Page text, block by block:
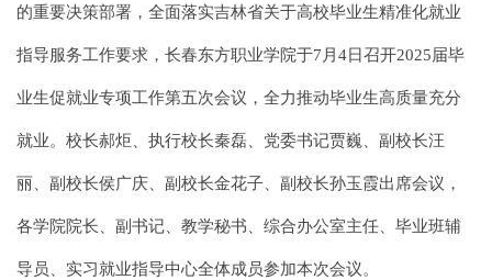
的重要决策部署，全面落实吉林省关于高校毕业生精准化就业
指导服务工作要求，长春东方职业学院于7月4日召开2025届毕
业生促就业专项工作第五次会议，全力推动毕业生高质量充分
就业。校长郝炬、执行校长秦磊、党委书记贾巍、副校长汪
丽、副校长侯广庆、副校长金花子、副校长孙玉霞出席会议，
各学院院长、副书记、教学秘书、综合办公室主任、毕业班辅
导员、实习就业指导中心全体成员参加本次会议。